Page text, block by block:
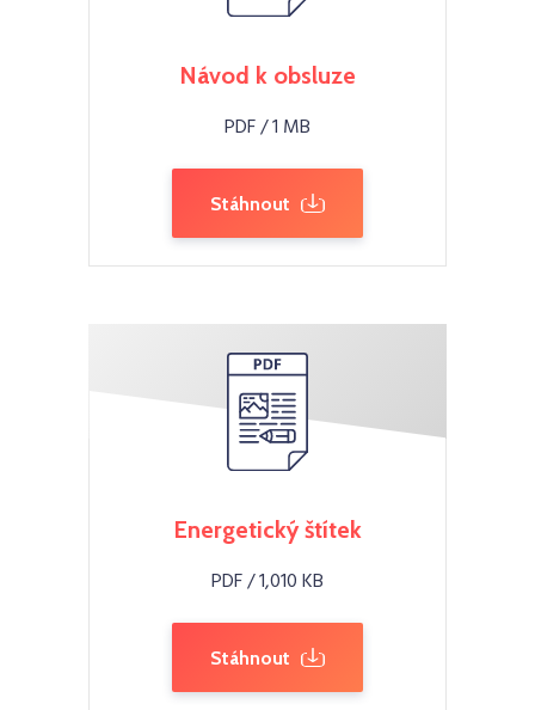
Návod k obsluze
PDF / 1 MB
Stáhnout
Energetický štítek
PDF / 1,010 KB
Stáhnout